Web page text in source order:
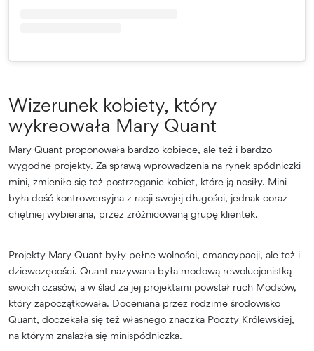
Wizerunek kobiety, który
wykreowała Mary Quant
Mary Quant proponowała bardzo kobiece, ale też i bardzo
wygodne projekty. Za sprawą wprowadzenia na rynek spódniczki
mini, zmieniło się też postrzeganie kobiet, które ją nosiły. Mini
była dość kontrowersyjna z racji swojej długości, jednak coraz
chętniej wybierana, przez zróżnicowaną grupę klientek.
Projekty Mary Quant były pełne wolności, emancypacji, ale też i
dziewczęcości. Quant nazywana była modową rewolucjonistką
swoich czasów, a w ślad za jej projektami powstał ruch Modsów,
który zapoczątkowała. Doceniana przez rodzime środowisko
Quant, doczekała się też własnego znaczka Poczty Królewskiej,
na którym znalazła się minispódniczka.